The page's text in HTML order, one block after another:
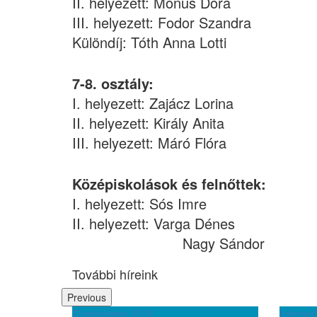
III. helyezett: Fodor Szandra
Különdíj: Tóth Anna Lotti
7-8. osztály:
I. helyezett: Zajácz Lorina
II. helyezett: Király Anita
III. helyezett: Máró Flóra
Középiskolások és felnőttek:
I. helyezett: Sós Imre
II. helyezett: Varga Dénes
Nagy Sándor
További híreink
Previous
Tündérlesen 2026